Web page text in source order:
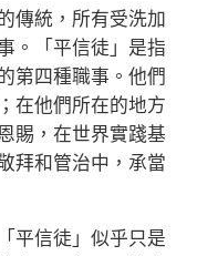
統，所有受洗加
。「平信徒」是指
第四種職事。他們
在他們所在的地方
賜，在世界實踐基
拜和管治中，承當
信徒」似乎只是